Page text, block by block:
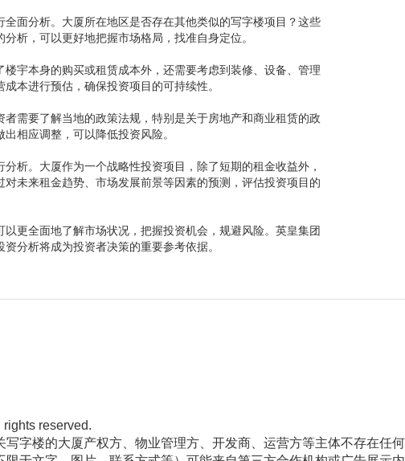
面分析。大厦所在地区是否存在其他类似的写字楼项目？这些
析，可以更好地把握市场格局，找准自身定位。
宇本身的购买或租赁成本外，还需要考虑到装修、设备、管理
本进行预估，确保投资项目的可持续性。
需要了解当地的政策法规，特别是关于房地产和商业租赁的政
相应调整，可以降低投资风险。
析。大厦作为一个战略性投资项目，除了短期的租金收益外，
未来租金趋势、市场发展前景等因素的预测，评估投资项目的
更全面地了解市场状况，把握投资机会，规避风险。英皇集团
分析将成为投资者决策的重要参考依据。
reserved.
字楼的大厦产权方、物业管理方、开发商、运营方等主体不存在任何